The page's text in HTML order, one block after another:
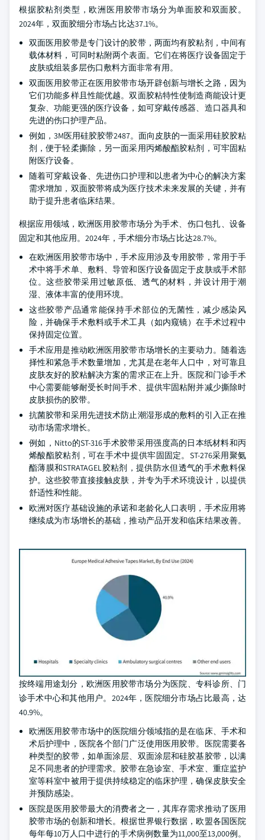
根据胶粘剂类型，欧洲医用胶带市场分为单面胶和双面胶。
2024年，双面胶细分市场占比达37.1%。
双面医用胶带是专门设计的胶带，两面均有胶粘剂，中间有
载体材料，可同时粘附两个表面。它们在将医疗设备固定于
皮肤或组装多层伤口敷料方面非常有用。
双面医用胶带正在医用胶带市场开辟创新与增长之路，因为
它们功能多样且性能优越。双面胶粘特性使制造商能设计更
复杂、功能更强的医疗设备，如可穿戴传感器、造口器具和
先进的伤口护理产品。
例如，3M医用硅胶胶带2487。面向皮肤的一面采用硅胶胶粘
剂，便于轻柔撕除，另一面采用丙烯酸酯胶粘剂，可牢固粘
附医疗设备。
随着可穿戴设备、先进伤口护理和以患者为中心的解决方案
需求增加，双面胶带将成为医疗技术未来发展的关键，并有
助于提升患者临床结果。
根据应用领域，欧洲医用胶带市场分为手术、伤口包扎、设备
固定和其他应用。2024年，手术细分市场占比达28.7%。
在欧洲医用胶带市场中，手术应用涉及专用胶带，常用于手
术中将手术单、敷料、导管和医疗设备固定于皮肤或手术部
位。这些胶带采用过敏原低、透气的材料，并设计用于潮
湿、液体丰富的使用环境。
这些胶带产品通常能保持手术部位的无菌性，减少感染风
险，并确保手术敷料或手术工具（如内窥镜）在手术过程中
保持固定位置。
手术应用是推动欧洲医用胶带市场增长的主要动力。随着选
择性和紧急手术数量增加，尤其是在老年人口中，对可靠且
皮肤友好的胶粘解决方案的需求正在上升。医院和门诊手术
中心需要能够耐受长时间手术、提供牢固粘附并减少撕除时
皮肤损伤的胶带。
抗菌胶带和采用先进技术防止潮湿形成的敷料的引入正在推
动市场需求增长。
例如，Nitto的ST-316手术胶带采用强度高的日本纸材料和丙
烯酸酯胶粘剂，可在手术中提供牢固固定。ST-276采用聚氨
酯薄膜和STRATAGEL胶粘剂，提供防水但透气的手术敷料保
护。这些胶带直接接触皮肤，并专为手术环境设计，以提供
舒适性和性能。
欧洲对医疗基础设施的承诺和老龄化人口表明，手术应用将
继续成为市场增长的基础，推动产品开发和临床结果改善。
按终端用途划分，欧洲医用胶带市场分为医院、专科诊所、门
诊手术中心和其他用户。2024年，医院细分市场占比最高，达
40.9%。
欧洲医用胶带市场中的医院细分领域指的是在临床、手术和
术后护理中，医院各个部门广泛使用医用胶带。医院需要各
种类型的胶带，如单面涂层、双面涂层和硅胶基胶带，以满
足不同患者的护理需求。胶带在急诊室、手术室、重症监护
室等科室中被用于提供持续稳定的临床护理，确保皮肤安全
并预防感染。
医院是医用胶带最大的消费者之一，其库存需求推动了医用
胶带市场的创新和增长。根据世界银行数据，欧盟各国医院
每年每10万人口中进行的手术病例数量为11,000至13,000例。